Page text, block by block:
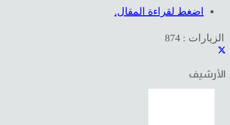
اضغط لقراءة المقال.
الزيارات :874
الأرشيف